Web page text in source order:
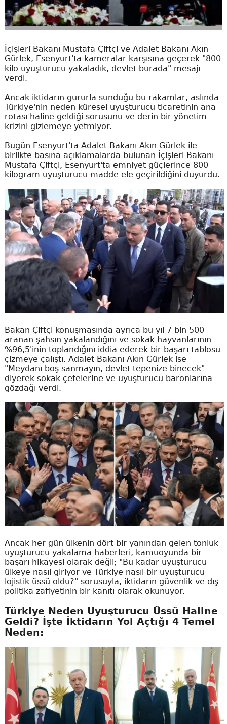
İçişleri Bakanı Mustafa Çiftçi ve Adalet Bakanı Akın
Gürlek, Esenyurt'ta kameralar karşısına geçerek "800
kilo uyuşturucu yakaladık, devlet burada" mesajı
verdi.
Ancak iktidarın gururla sunduğu bu rakamlar, aslında
Türkiye'nin neden küresel uyuşturucu ticaretinin ana
rotası haline geldiği sorusunu ve derin bir yönetim
krizini gizlemeye yetmiyor.
Bugün Esenyurt'ta Adalet Bakanı Akın Gürlek ile
birlikte basına açıklamalarda bulunan İçişleri Bakanı
Mustafa Çiftçi, Esenyurt'ta emniyet güçlerince 800
kilogram uyuşturucu madde ele geçirildiğini duyurdu.
Bakan Çiftçi konuşmasında ayrıca bu yıl 7 bin 500
aranan şahsın yakalandığını ve sokak hayvanlarının
%96,5'inin toplandığını iddia ederek bir başarı tablosu
çizmeye çalıştı. Adalet Bakanı Akın Gürlek ise
"Meydanı boş sanmayın, devlet tepenize binecek"
diyerek sokak çetelerine ve uyuşturucu baronlarına
gözdağı verdi.
Ancak her gün ülkenin dört bir yanından gelen tonluk
uyuşturucu yakalama haberleri, kamuoyunda bir
başarı hikayesi olarak değil; "Bu kadar uyuşturucu
ülkeye nasıl giriyor ve Türkiye nasıl bir uyuşturucu
lojistik üssü oldu?" sorusuyla, iktidarın güvenlik ve dış
politika zafiyetinin bir kanıtı olarak okunuyor.
Türkiye Neden Uyuşturucu Üssü Haline
Geldi? İşte İktidarın Yol Açtığı 4 Temel
Neden: